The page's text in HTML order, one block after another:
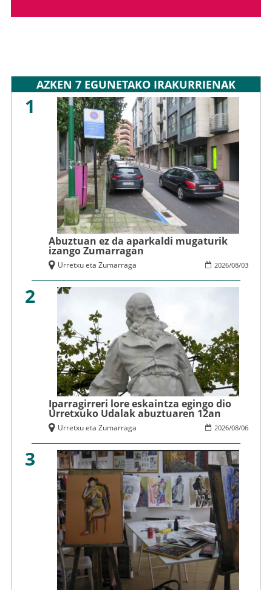
AZKEN 7 EGUNETAKO IRAKURRIENAK
1
Abuztuan ez da aparkaldi mugaturik
izango Zumarragan
2026/08/03
Urretxu eta Zumarraga
2
Iparragirreri lore eskaintza egingo dio
Urretxuko Udalak abuztuaren 12an
2026/08/06
Urretxu eta Zumarraga
3